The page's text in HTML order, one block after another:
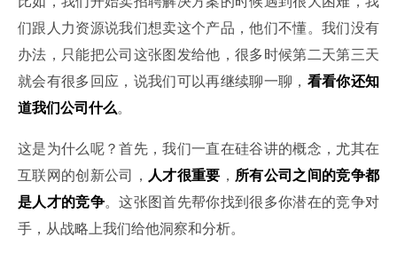
们跟人力资源说我们想卖这个产品，他们不懂。我们没有
办法，只能把公司这张图发给他，很多时候第二天第三天
就会有很多回应，说我们可以再继续聊一聊， 看看你还知
道我们公司什么。
这是为什么呢？首先，我们一直在硅谷讲的概念，尤其在
互联网的创新公司， 人才很重要 ， 所有公司之间的竞争都
是人才的竞争。这张图首先帮你找到很多你潜在的竞争对
手，从战略上我们给他洞察和分析。